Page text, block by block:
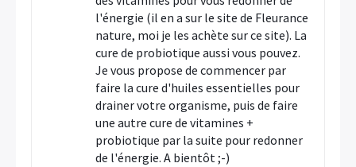
l'énergie (il en a sur le site de Fleurance
nature, moi je les achète sur ce site). La
cure de probiotique aussi vous pouvez.
Je vous propose de commencer par
faire la cure d'huiles essentielles pour
drainer votre organisme, puis de faire
une autre cure de vitamines +
probiotique par la suite pour redonner
de l'énergie. A bientôt ;-)